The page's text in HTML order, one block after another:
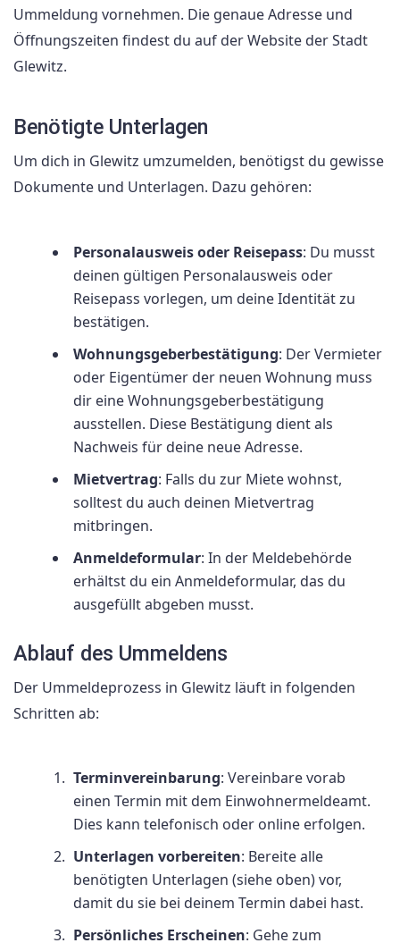
Ummeldung vornehmen. Die genaue Adresse und
Öffnungszeiten findest du auf der Website der Stadt
Glewitz.
Benötigte Unterlagen
Um dich in Glewitz umzumelden, benötigst du gewisse
Dokumente und Unterlagen. Dazu gehören:
Personalausweis oder Reisepass: Du musst
deinen gültigen Personalausweis oder
Reisepass vorlegen, um deine Identität zu
bestätigen.
Wohnungsgeberbestätigung: Der Vermieter
oder Eigentümer der neuen Wohnung muss
dir eine Wohnungsgeberbestätigung
ausstellen. Diese Bestätigung dient als
Nachweis für deine neue Adresse.
Mietvertrag: Falls du zur Miete wohnst,
solltest du auch deinen Mietvertrag
mitbringen.
Anmeldeformular: In der Meldebehörde
erhältst du ein Anmeldeformular, das du
ausgefüllt abgeben musst.
Ablauf des Ummeldens
Der Ummeldeprozess in Glewitz läuft in folgenden
Schritten ab:
Terminvereinbarung: Vereinbare vorab
einen Termin mit dem Einwohnermeldeamt.
Dies kann telefonisch oder online erfolgen.
Unterlagen vorbereiten: Bereite alle
benötigten Unterlagen (siehe oben) vor,
damit du sie bei deinem Termin dabei hast.
Persönliches Erscheinen: Gehe zum